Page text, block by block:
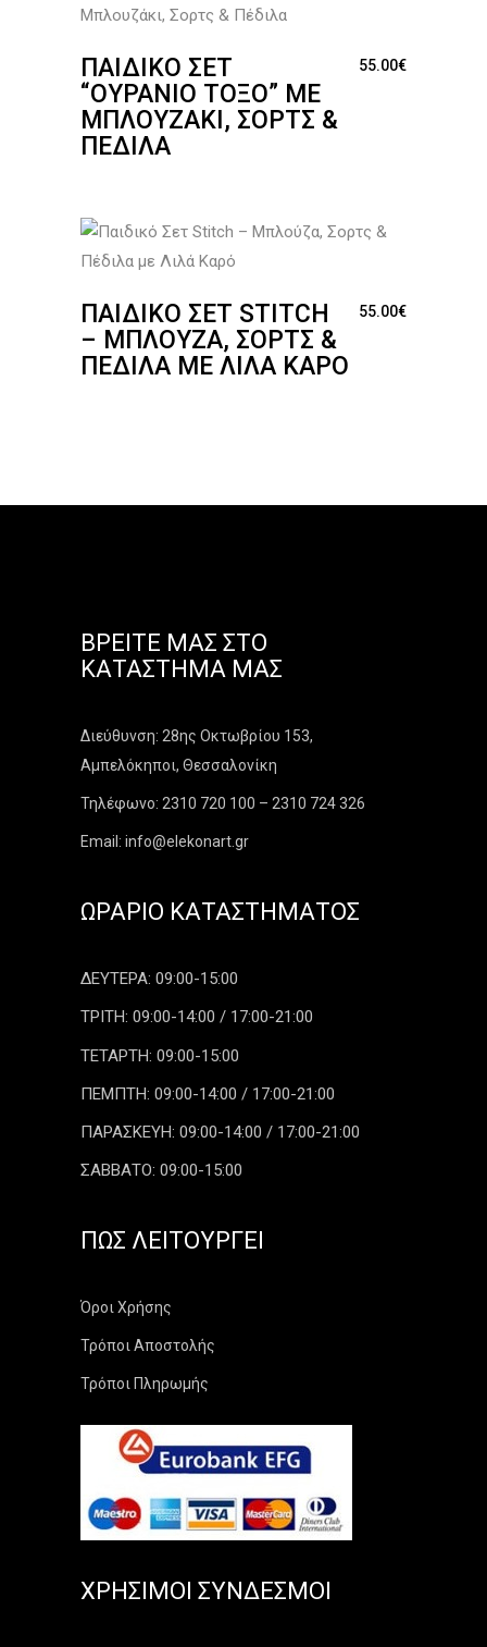
ΠΑΙΔΙΚΌ ΣΕΤ
“ΟΥΡΆΝΙΟ ΤΌΞΟ” ΜΕ
ΜΠΛΟΥΖΆΚΙ, ΣΟΡΤΣ &
ΠΈΔΙΛΑ
55.00€
ΠΑΙΔΙΚΌ ΣΕΤ STITCH
– ΜΠΛΟΎΖΑ, ΣΟΡΤΣ &
ΠΈΔΙΛΑ ΜΕ ΛΙΛΆ ΚΑΡΌ
55.00€
ΒΡΕΊΤΕ ΜΑΣ ΣΤΟ
ΚΑΤΆΣΤΗΜΑ ΜΑΣ
Διεύθυνση: 28ης Οκτωβρίου 153,
Αμπελόκηποι, Θεσσαλονίκη
Τηλέφωνο: 2310 720 100 – 2310 724 326
Email: info@elekonart.gr
ΩΡΆΡΙΟ ΚΑΤΑΣΤΉΜΑΤΟΣ
ΔΕΥΤΕΡΑ: 09:00-15:00
ΤΡΙΤΗ: 09:00-14:00 / 17:00-21:00
ΤΕΤΑΡΤΗ: 09:00-15:00
ΠΕΜΠΤΗ: 09:00-14:00 / 17:00-21:00
ΠΑΡΑΣΚΕΥΗ: 09:00-14:00 / 17:00-21:00
ΣΑΒΒΑΤΟ: 09:00-15:00
ΠΏΣ ΛΕΙΤΟΥΡΓΕΊ
Όροι Χρήσης
Τρόποι Αποστολής
Τρόποι Πληρωμής
ΧΡΉΣΙΜΟΙ ΣΎΝΔΕΣΜΟΙ